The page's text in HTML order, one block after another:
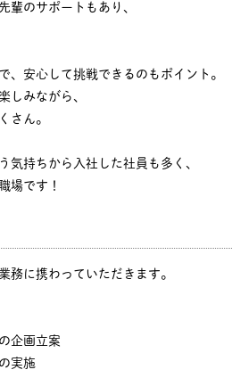
輩のサポートもあり、
、安心して挑戦できるのもポイント。
しみながら、
さん。
気持ちから入社した社員も多く、
場です！
務に携わっていただきます。
企画立案
実施